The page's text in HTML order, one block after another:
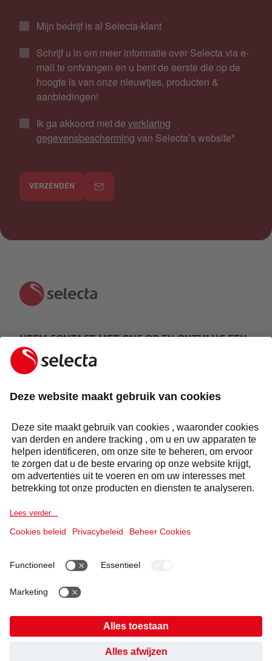
Mijn bedrijf is al Selecta-klant
Schrijf u in om meer informatie over Selecta via e-
mail te ontvangen en u bent de eerste die op de
hoogte is van onze nieuwtjes, producten &
aanbiedingen!
Ik ga akkoord met de verklaring
gegevensbescherming van Selecta’s website*
VERZENDEN
NEEM CONTACT MET ONS OP EN ONTVANG EEN
GRATIS OFFERTE:
STEL UW VRAAG
Antwoord binnen 24 uur
Selecta Group
Producten & oplossingen
Sectoren
CookieverklaringWettelijke informatie
Verklaring GegevensbeschermingGedragscode en Whistleblowing
HEB JE GEVONDEN WAT JE ZOCHT?